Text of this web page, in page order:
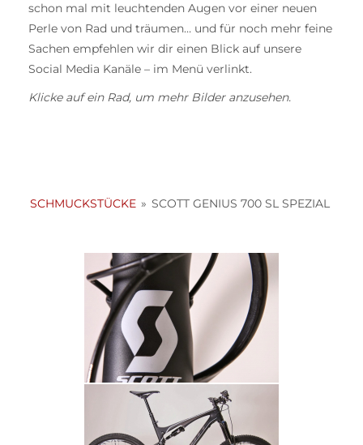
schon mal mit leuchtenden Augen vor einer neuen
Perle von Rad und träumen… und für noch mehr feine
Sachen empfehlen wir dir einen Blick auf unsere
Social Media Kanäle – im Menü verlinkt.
Klicke auf ein Rad, um mehr Bilder anzusehen.
SCHMUCKSTÜCKE » SCOTT GENIUS 700 SL SPEZIAL